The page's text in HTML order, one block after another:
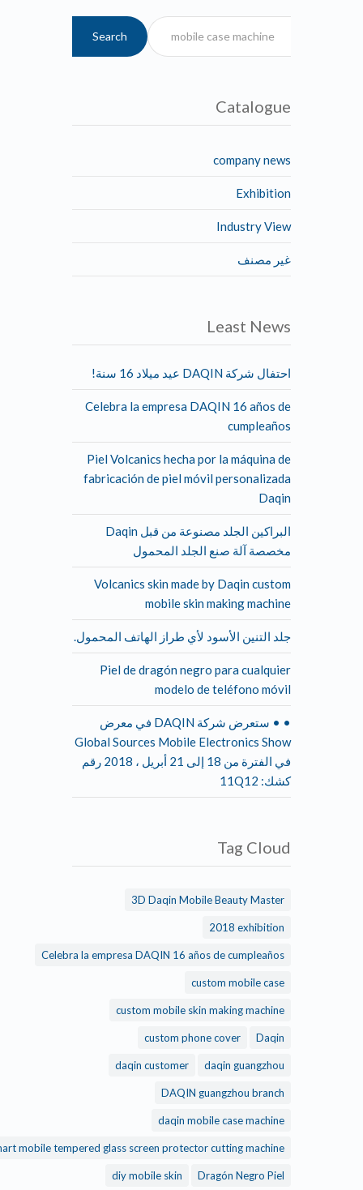
Search
Catalogue
company news
Exhibition
Industry View
غير مصنف
Least News
احتفال شركة DAQIN عيد ميلاد 16 سنة!
Celebra la empresa DAQIN 16 años de
cumpleaños
Piel Volcanics hecha por la máquina de
fabricación de piel móvil personalizada
البراكين الجلد مصنوعة من قبل Daqin
مخصصة آلة صنع الجلد المحمول
Volcanics skin made by Daqin custom
mobile skin making machine
جلد التنين الأسود لأي طراز الهاتف المحمول.
Piel de dragón negro para cualquier
modelo de teléfono móvil
• • ستعرض شركة DAQIN في معرض
Global Sources Mobile Electronics Show
في الفترة من 18 إلى 21 أبريل ، 2018 رقم
Tag Cloud
3D Daqin Mobile Beauty Master
2018 exhibition
Celebra la empresa DAQIN 16 años de cumpleaños
custom mobile case
custom mobile skin making machine
custom phone cover
daqin customer daqin guangzhou
DAQIN guangzhou branch
daqin mobile case machine
daqin smart mobile tempered glass screen protector cutting machine
diy mobile skin Dragón Negro Piel